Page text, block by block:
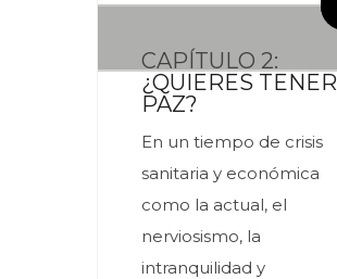
CAPÍTULO 2:
¿QUIERES TENER
PAZ?
En un tiempo de crisis
sanitaria y económica
como la actual, el
nerviosismo, la
intranquilidad y